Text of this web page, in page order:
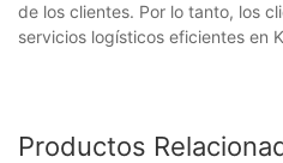
de los clientes. Por lo tanto, los
servicios logísticos eficientes en
Productos